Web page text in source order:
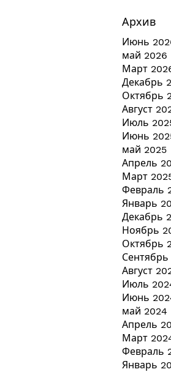
Архив
Июнь
май 2026
Март
Декабрь
Октябрь
Август
Июль
Июнь
май 2025
Апрель
Март
Февраль
Январь
Декабрь
Ноябрь
Октябрь
Сентябрь
Август
Июль
Июнь
май 2024
Апрель
Март
Февраль
Январь